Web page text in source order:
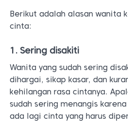
Berikut adalah alasan wanita
cinta:
1. Sering disakiti
Wanita yang sudah sering
dihargai, sikap kasar, dan
kehilangan rasa cintanya.
sudah sering menangis
ada lagi cinta yang harus